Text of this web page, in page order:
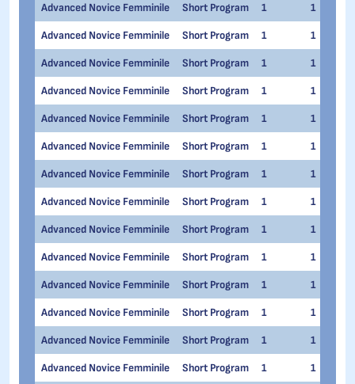
Advanced Novice Femminile Short Program 1 1
Advanced Novice Femminile Short Program 1 1
Advanced Novice Femminile Short Program 1 1
Advanced Novice Femminile Short Program 1 1
Advanced Novice Femminile Short Program 1 1
Advanced Novice Femminile Short Program 1 1
Advanced Novice Femminile Short Program 1 1
Advanced Novice Femminile Short Program 1 1
Advanced Novice Femminile Short Program 1 1
Advanced Novice Femminile Short Program 1 1
Advanced Novice Femminile Short Program 1 1
Advanced Novice Femminile Short Program 1 1
Advanced Novice Femminile Short Program 1 1
Advanced Novice Femminile Short Program 1 1